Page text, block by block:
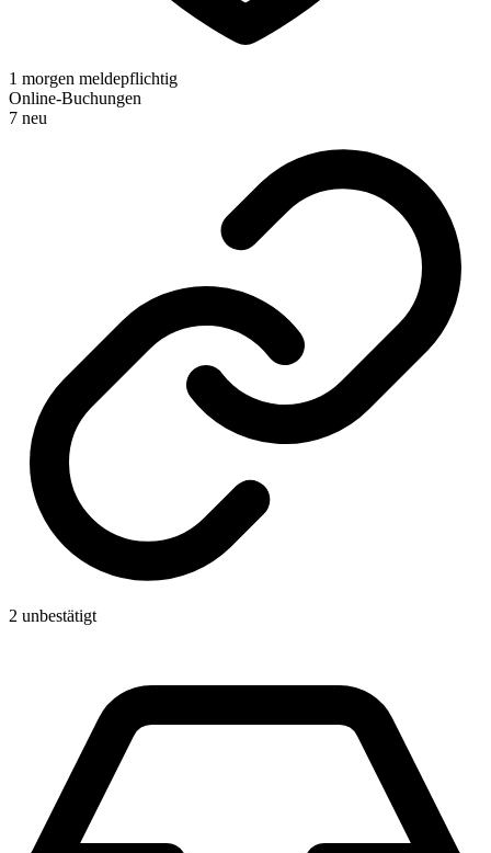
1 morgen meldepflichtig
Online-Buchungen
7 neu
2 unbestätigt